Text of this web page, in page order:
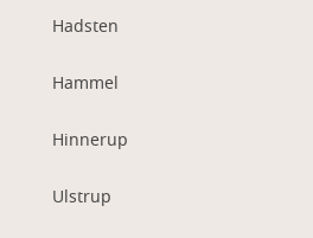
Hadsten
Hammel
Hinnerup
Ulstrup